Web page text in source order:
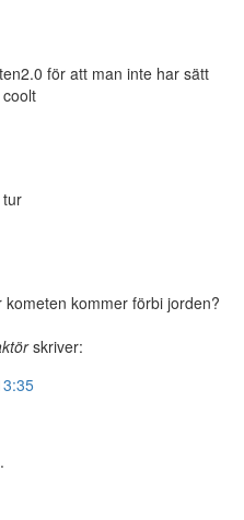
för att man inte har sätt
kommer förbi jorden?
skriver: